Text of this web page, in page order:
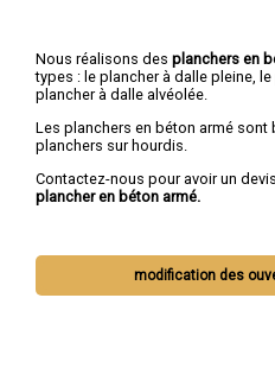
Nous réalisons des planchers en
types : le plancher à dalle pleine,
plancher à dalle alvéolée.
Les planchers en béton armé sont
planchers sur hourdis.
Contactez-nous pour avoir un
plancher en béton armé.
modification des